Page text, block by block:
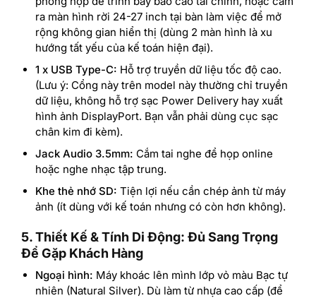
ra màn hình rời 24-27 inch tại bàn làm việc để mở
rộng không gian hiển thị (dùng 2 màn hình là xu
hướng tất yếu của kế toán hiện đại).
1 x USB Type-C: Hỗ trợ truyền dữ liệu tốc độ cao.
(Lưu ý: Cổng này trên model này thường chỉ truyền
dữ liệu, không hỗ trợ sạc Power Delivery hay xuất
hình ảnh DisplayPort. Bạn vẫn phải dùng cục sạc
chân kim đi kèm).
Jack Audio 3.5mm: Cắm tai nghe để họp online
hoặc nghe nhạc tập trung.
Khe thẻ nhớ SD: Tiện lợi nếu cần chép ảnh từ máy
ảnh (ít dùng với kế toán nhưng có còn hơn không).
5. Thiết Kế & Tính Di Động: Đủ Sang Trọng
Để Gặp Khách Hàng
Ngoại hình: Máy khoác lên mình lớp vỏ màu Bạc tự
nhiên (Natural Silver). Dù làm từ nhựa cao cấp (để